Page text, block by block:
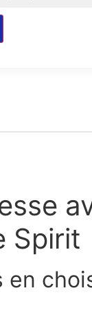
Spirit
en